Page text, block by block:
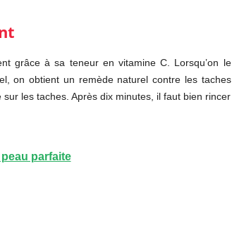
grâce à sa teneur en vitamine C. Lorsqu’on le
on obtient un remède naturel contre les taches
les taches. Après dix minutes, il faut bien rincer
parfaite